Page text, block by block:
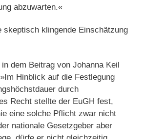
abzuwarten.«
skeptisch klingende Einschätzung
dem Beitrag von Johanna Keil
Hinblick auf die Festlegung
durch
Recht stellte der EuGH fest,
eine solche Pflicht zwar nicht
nationale Gesetzgeber aber